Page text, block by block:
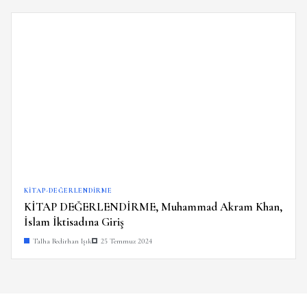
KITAP-DEĞERLENDIRME
KİTAP DEĞERLENDİRME, Muhammad Akram Khan,
İslam İktisadına Giriş
Talha Bedirhan Işık 25 Temmuz 2024